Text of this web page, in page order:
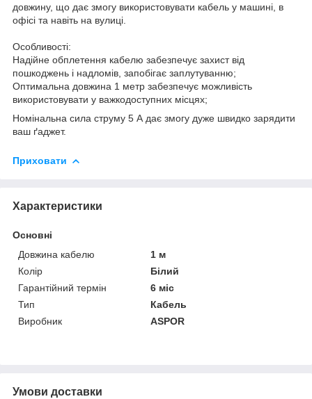
довжину, що дає змогу використовувати кабель у машині, в
офісі та навіть на вулиці.
Особливості:
Надійне обплетення кабелю забезпечує захист від
пошкоджень і надломів, запобігає заплутуванню;
Оптимальна довжина 1 метр забезпечує можливість
використовувати у важкодоступних місцях;
Номінальна сила струму 5 А дає змогу дуже швидко зарядити
ваш ґаджет.
Приховати
Характеристики
Основні
Довжина кабелю
1 м
Колір
Білий
Гарантійний термін
6 міс
Тип
Кабель
Виробник
ASPOR
Умови доставки